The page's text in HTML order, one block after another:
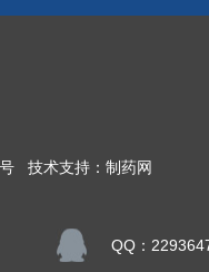
技术支持： 制药网
QQ：